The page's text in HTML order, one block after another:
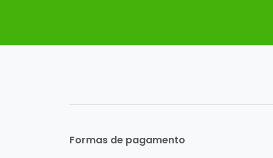
Formas de pagamento